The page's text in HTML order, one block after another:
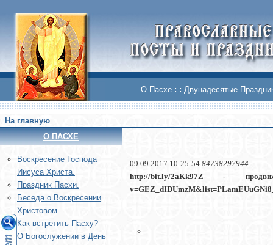
О Пасхе : : Двунадесятые
На главную
О ПАСХЕ
Воскреcение Господа
Иисуса Христа.
Праздник Пасхи.
Беседа о Воскресении
Христовом.
Как встретить Пасху?
О Богослужении в День
09.09.2017 10:25:54 84738297944
http://bit.ly/2aKk97Z -